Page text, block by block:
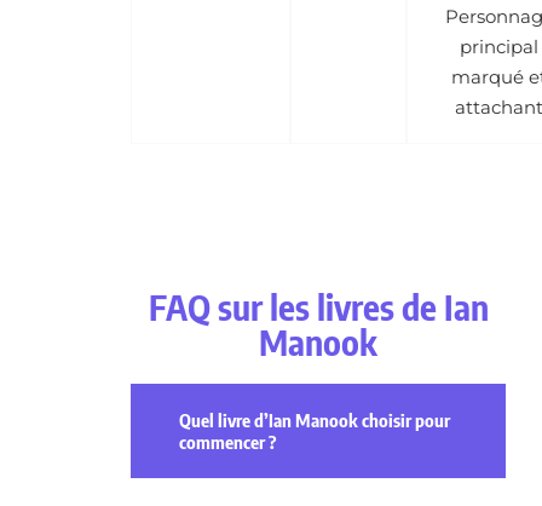
principal
marqué
attachant
FAQ sur les livres de Ian
Manook
Quel livre d’Ian Manook choisir pour
commencer ?